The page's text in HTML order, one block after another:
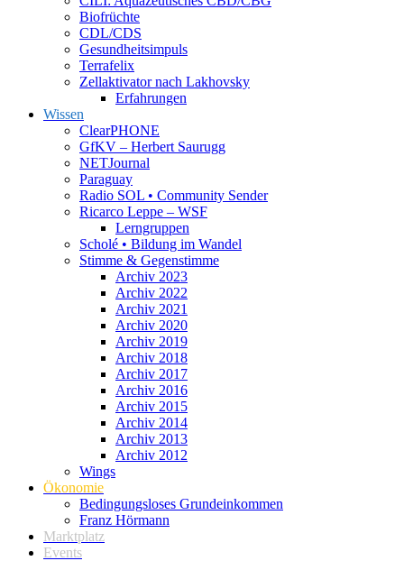
Biofrüchte
CDL/CDS
Gesundheitsimpuls
Terrafelix
Zellaktivator nach Lakhovsky
Erfahrungen
Wissen
ClearPHONE
GfKV – Herbert Saurugg
NETJournal
Paraguay
Radio SOL • Community Sender
Ricarco Leppe – WSF
Lerngruppen
Scholé • Bildung im Wandel
Stimme & Gegenstimme
Archiv 2023
Archiv 2022
Archiv 2021
Archiv 2020
Archiv 2019
Archiv 2018
Archiv 2017
Archiv 2016
Archiv 2015
Archiv 2014
Archiv 2013
Archiv 2012
Wings
Ökonomie
Bedingungsloses Grundeinkommen
Franz Hörmann
Marktplatz
Events